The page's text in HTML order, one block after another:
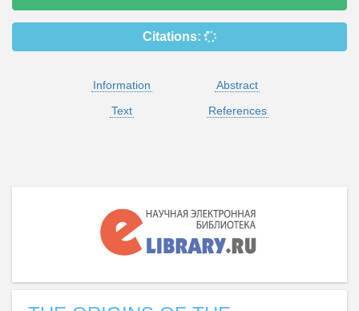
Citations:
Information
Abstract
Text
References